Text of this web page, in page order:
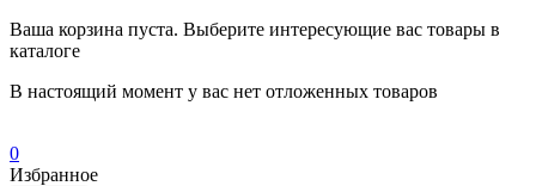
Ваша корзина пуста. Выберите интересующие вас товары в
каталоге
В настоящий момент у вас нет отложенных товаров
0
Избранное